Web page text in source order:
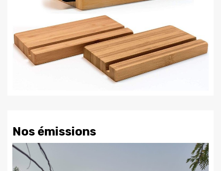
Nos émissions